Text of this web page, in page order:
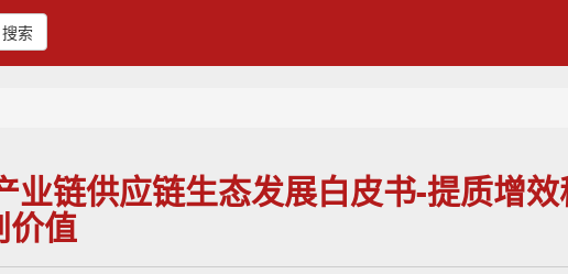
搜索
业链供应链生态发展白皮书-提质增
价值